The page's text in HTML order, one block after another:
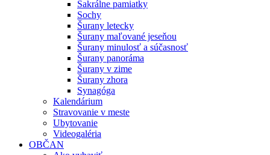
Sakrálne pamiatky
Sochy
Šurany letecky
Šurany maľované jeseňou
Šurany minulosť a súčasnosť
Šurany panoráma
Šurany v zime
Šurany zhora
Synagóga
Kalendárium
Stravovanie v meste
Ubytovanie
Videogaléria
OBČAN